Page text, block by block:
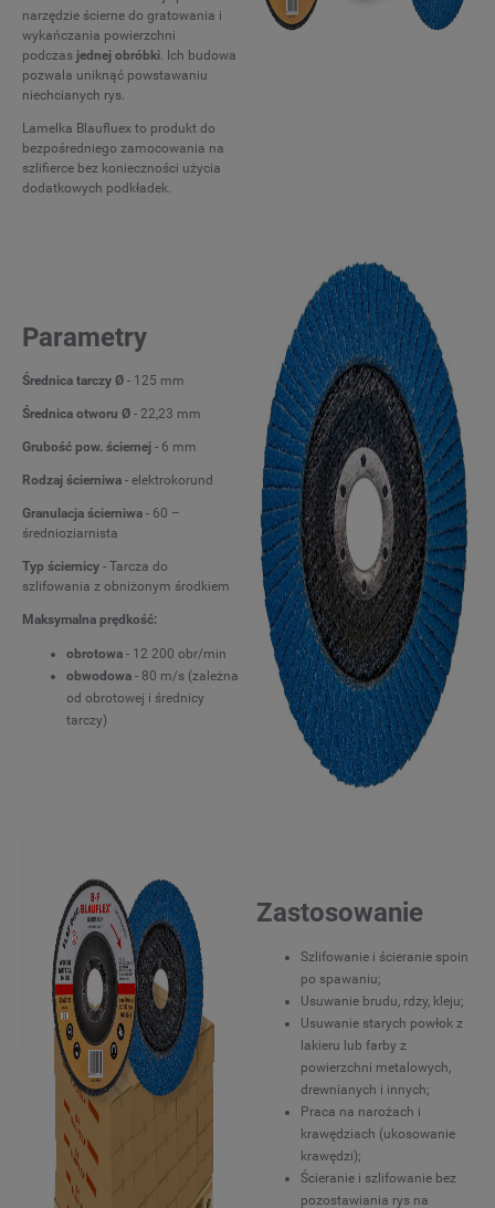
narzędzie ścierne do gratowania i
wykańczania powierzchni
podczas jednej obróbki. Ich budowa
pozwala uniknąć powstawaniu
niechcianych rys.
Lamelka Blaufluex to produkt do
bezpośredniego zamocowania na
szlifierce bez konieczności użycia
dodatkowych podkładek.
Parametry
Średnica tarczy Ø - 125 mm
Średnica otworu Ø - 22,23 mm
Grubość pow. ściernej - 6 mm
Rodzaj ścierniwa - elektrokorund
Granulacja ścierniwa - 60 –
średnioziarnista
Typ ściernicy - Tarcza do
szlifowania z obniżonym środkiem
Maksymalna prędkość:
obrotowa - 12 200 obr/min
obwodowa - 80 m/s (zależna
od obrotowej i średnicy
tarczy)
Zastosowanie
Szlifowanie i ścieranie spoin
po spawaniu;
Usuwanie brudu, rdzy, kleju;
Usuwanie starych powłok z
lakieru lub farby z
powierzchni metalowych,
drewnianych i innych;
Praca na narożach i
krawędziach (ukosowanie
krawędzi);
Ścieranie i szlifowanie bez
pozostawiania rys na